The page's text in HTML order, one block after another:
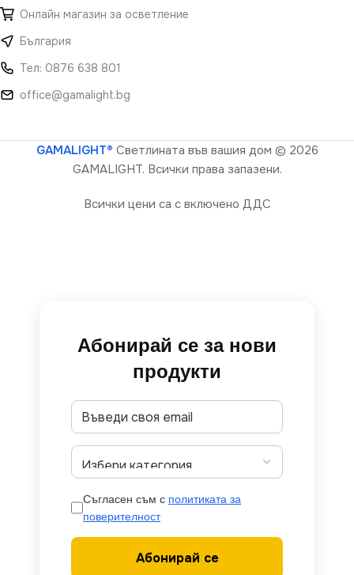
Онлайн магазин за осветление
България
Тел: 0876 638 801
office@gamalight.bg
GAMALIGHT® Светлината във вашия дом © 2026
GAMALIGHT. Всички права запазени.
Всички цени са с включено ДДС
Абонирай се за нови
продукти
Съгласен съм с политиката за
поверителност
Абонирай се